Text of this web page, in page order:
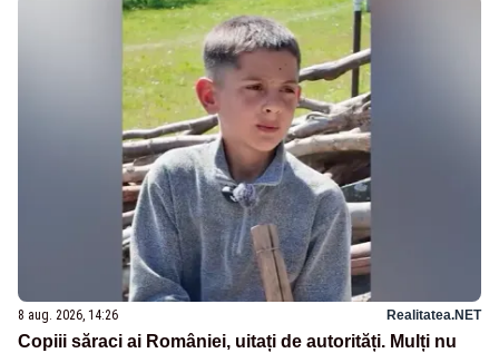
8 aug. 2026, 14:26 Realitatea.NET
Copiii săraci ai României, uitați de autorități. Mulți nu